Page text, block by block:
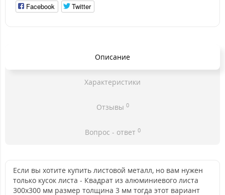
Facebook Twitter
Описание
Характеристики
Отзывы 0
Вопрос - ответ 0
Если вы хотите купить листовой металл, но вам нужен
только кусок листа - Квадрат из алюминиевого листа
300х300 мм размер толщина 3 мм тогда этот вариант